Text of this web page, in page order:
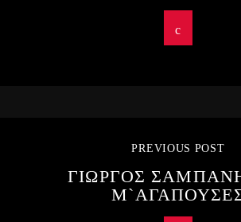
PREVIOUS POST
ΓΙΩΡΓΟΣ